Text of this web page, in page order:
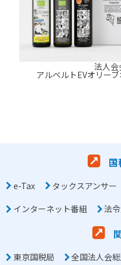
法人会
アルベルトEVオリー
e-Tax タックスアンサー
インターネット番組
法
東京国税局 全国法人会